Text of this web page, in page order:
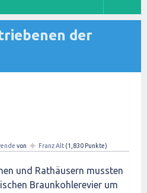
der
von ✦ Franz Alt (1,830 Punkte)
und Rathäusern mussten
Braunkohlerevier um